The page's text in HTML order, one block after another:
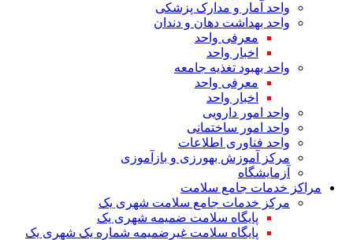
واحد آمار و مدارک پزشکی
واحد بهداشت دهان و دندان
معرفی واحد
اخبار واحد
واحد بهبود تغذیه جامعه
معرفی واحد
اخبار واحد
واحد امور دارویی
واحد امور ساختمانی
واحد فناوری اطلاعات
مرکز آموزش بهورزی و بازآموزی
آزمایشگاه
مراکز خدمات جامع سلامت
مرکز خدمات جامع سلامت شهری یک
پایگاه سلامت ضمیمه شهری یک
پایگاه سلامت غیرضمیمه شماره یک شهری یک